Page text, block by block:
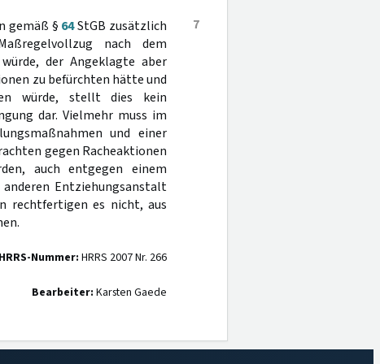
7
gemäß § 64StGB zusätzlich
nach dem
der Angeklagte aber
zu befürchten hätte und
würde, stellt dies kein
dar. Vielmehr muss im
und einer
gegen Racheaktionen
auch entgegen einem
Entziehungsanstalt
rechtfertigen es nicht, aus
HRRS-Nummer: HRRS 2007 Nr. 266
Bearbeiter: Karsten Gaede